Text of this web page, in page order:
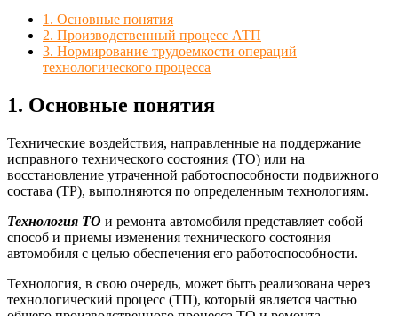
1. Основные понятия
2. Производственный процесс АТП
3. Нормирование трудоемкости операций
технологического процесса
1. Основные понятия
Технические воздействия, направленные на поддержание
исправного технического состояния (ТО) или на
восстановление утраченной работоспособности подвижного
состава (ТР), выполняются по определенным технологиям.
Технология ТО и ремонта автомобиля представляет собой
способ и приемы изменения технического состояния
автомобиля с целью обеспечения его работоспособности.
Технология, в свою очередь, может быть реализована через
технологический процесс (ТП), который является частью